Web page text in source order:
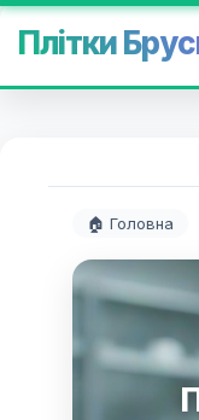
Плітки
🏠 Головна